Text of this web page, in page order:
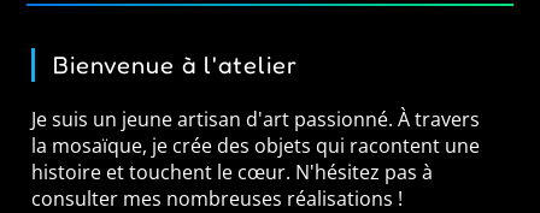
Bienvenue à l'atelier
Je suis un jeune artisan d'art passionné. À travers
la mosaïque, je crée des objets qui racontent une
histoire et touchent le cœur. N'hésitez pas à
consulter mes nombreuses réalisations !